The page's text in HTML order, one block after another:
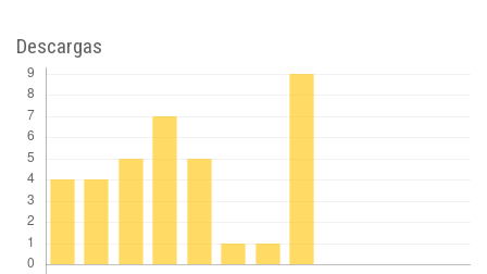
Descargas